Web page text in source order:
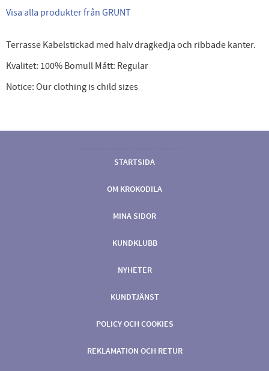
Visa alla produkter från GRUNT
Terrasse Kabelstickad med halv dragkedja och ribbade kanter.
Kvalitet: 100% Bomull Mått: Regular
Notice: Our clothing is child sizes
STARTSIDA
OM KROKODILA
MINA SIDOR
KUNDKLUBB
NYHETER
KUNDTJÄNST
POLICY OCH COOKIES
REKLAMATION OCH RETUR